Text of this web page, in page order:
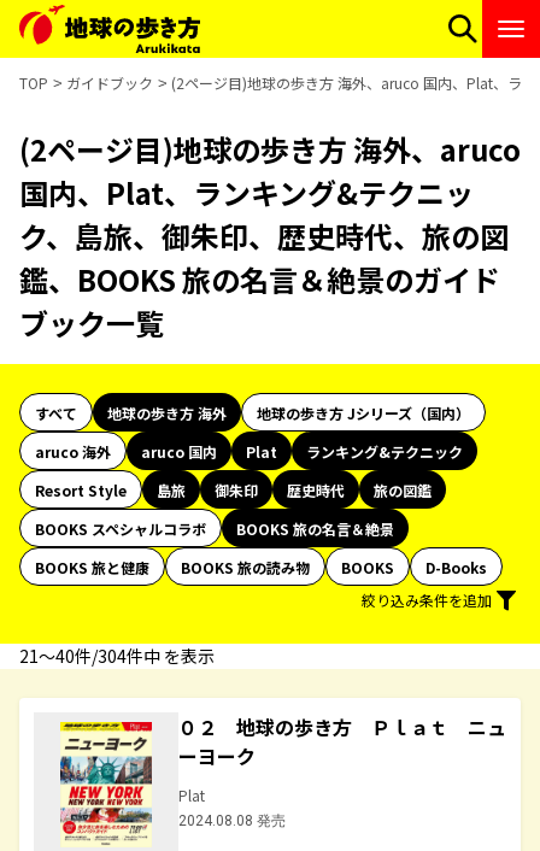
TOP ガイドブック (2ページ目)地球の歩き方 海外、aruco 国内、Plat、ラ
(2ページ目)地球の歩き方 海外、aruco
国内、Plat、ランキング&テクニッ
ク、島旅、御朱印、歴史時代、旅の図
鑑、BOOKS 旅の名言＆絶景のガイド
ブック一覧
すべて 地球の歩き方 海外
地球の歩き方 Jシリーズ（国内）
aruco 海外
aruco 国内 Plat
ランキング&テクニック
Resort Style
島旅 御朱印 歴史時代
旅の図鑑
BOOKS スペシャルコラボ
BOOKS 旅の名言＆絶景
BOOKS 旅と健康
BOOKS 旅の読み物 BOOKS
D-Books
絞り込み条件を追加
21〜40件/304件中 を表示
０２ 地球の歩き方 Ｐｌａｔ ニュ
ーヨーク
Plat
2024.08.08 発売